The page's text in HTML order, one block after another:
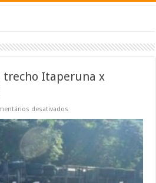
trecho Itaperuna x
desativados
tomba
da
BR